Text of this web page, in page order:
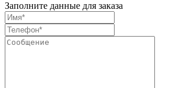
Заполните данные для заказа